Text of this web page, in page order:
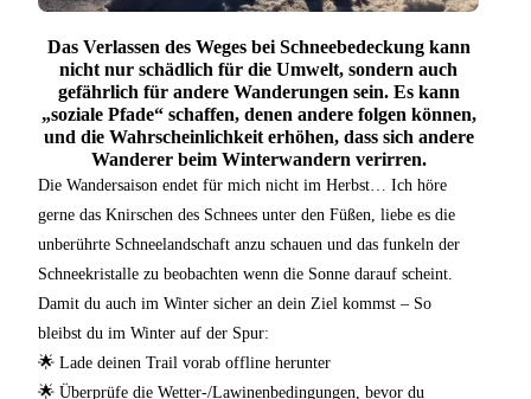
Das Verlassen des Weges bei Schneebedeckung kann
nicht nur schädlich für die Umwelt, sondern auch
gefährlich für andere Wanderungen sein. Es kann
„soziale Pfade“ schaffen, denen andere folgen können,
und die Wahrscheinlichkeit erhöhen, dass sich andere
Wanderer beim Winterwandern verirren.
Die Wandersaison endet für mich nicht im Herbst… Ich höre
gerne das Knirschen des Schnees unter den Füßen, liebe es die
unberührte Schneelandschaft anzu schauen und das funkeln der
Schneekristalle zu beobachten wenn die Sonne darauf scheint.
Damit du auch im Winter sicher an dein Ziel kommst – So
bleibst du im Winter auf der Spur:
🌟 Lade deinen Trail vorab offline herunter
🌟 Überprüfe die Wetter-/Lawinenbedingungen, bevor du